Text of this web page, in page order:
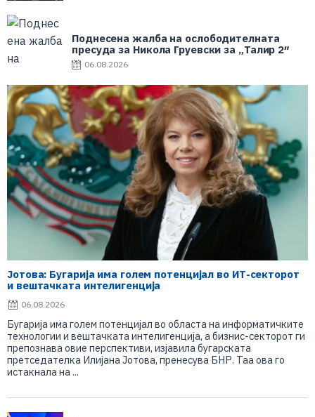
Поднесена жалба на ослободителната
пресуда за Никола Груевски за „Талир 2″
06.08.2026
Јотова: Бугарија има голем потенцијал во ИТ-секторот
и вештачката интелигенција
06.08.2026
Бугарија има голем потенцијал во областа на информатичките
технологии и вештачката интелигенција, а бизнис-секторот ги
препознава овие перспективи, изјавила бугарската
претседателка Илијана Јотова, пренесува БНР. Таа ова го
истакнала на ...